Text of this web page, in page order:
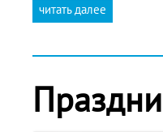
читать далее